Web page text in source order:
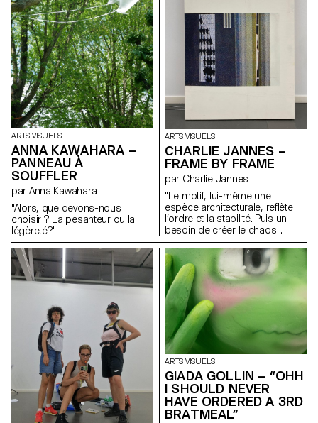
un rôle aussi important sur
l’image que le remplissage
pour renforcer la perte de soi
dans ce tourbillon émotif.
ARTS VISUELS
ANNA KAWAHARA –
PANNEAU À
SOUFFLER
par Anna Kawahara
"Alors, que devons-nous
choisir ? La pesanteur ou la
légèreté?"
ARTS VISUELS
CHARLIE JANNES –
FRAME BY FRAME
par Charlie Jannes
"Le motif, lui-même une
espèce architecturale, reflète
l’ordre et la stabilité. Puis un
besoin de créer le chaos
comme si la vie elle-même
avait lieu. Enfin, le collage
(couche par couche),
l'interprétation de la peinture,
du tissu, de la photographie,
du torchon, du ruban, de la
dentelle et de la colle. Un
collage : une simultanéité ; un
éblouissement visuel, une
superposition, un message
final pour les sens. (…)"
ARTS VISUELS
GIADA GOLLIN – “OHH
I SHOULD NEVER
HAVE ORDERED A 3RD
BRATMEAL”